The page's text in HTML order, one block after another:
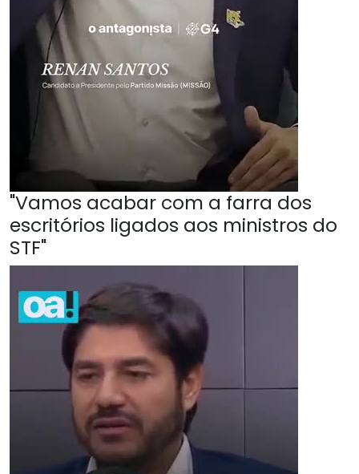
"Vamos acabar com a farra dos
escritórios ligados aos ministros do
STF"